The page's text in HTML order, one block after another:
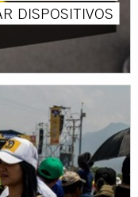
DISPOSITIVOS